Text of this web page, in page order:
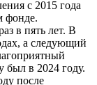
с 2015 года
фонде.
в пять лет. В
а следующий
был в 2024 году.
после